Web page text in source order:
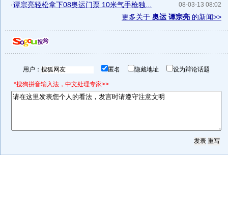
08-03-13 08:02
·谭宗亮轻松拿下08奥运门票 10米气手枪独...
更多关于 奥运 谭宗亮 的新闻>>
用户： 匿名 隐藏地址 设为辩论话题
*搜狗拼音输入法，中文处理专家>>